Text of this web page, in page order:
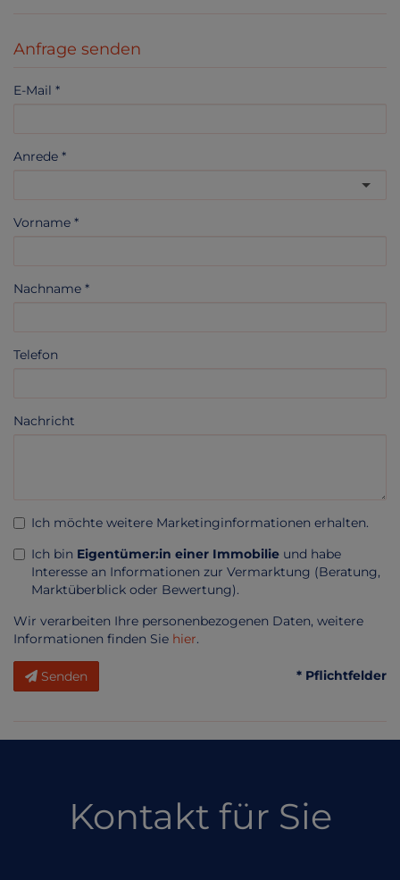
Anfrage senden
E-Mail
Anrede
Vorname
Nachname
Telefon
Nachricht
Ich möchte weitere Marketinginformationen erhalten.
Ich bin Eigentümer:in einer Immobilie und habe
Interesse an Informationen zur Vermarktung (Beratung,
Marktüberblick oder Bewertung).
Wir verarbeiten Ihre personenbezogenen Daten, weitere
Informationen finden Sie hier.
Senden * Pflichtfelder
Kontakt für Sie